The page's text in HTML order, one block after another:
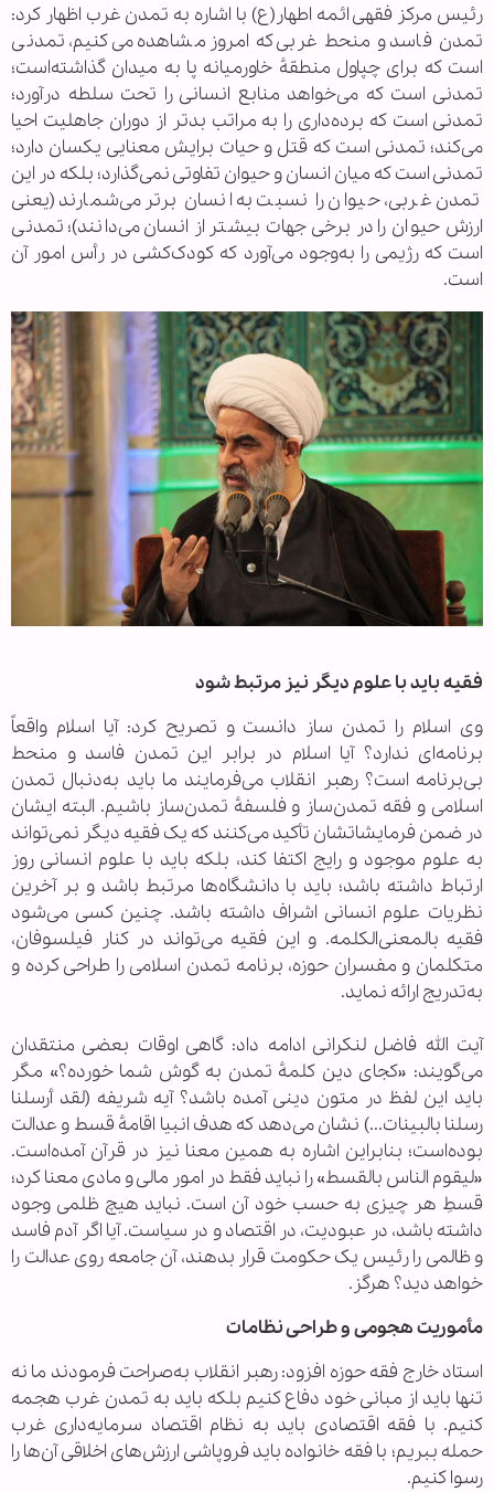
رئیس مرکز فقهی ائمه اطهار(ع) با اشاره به تمدن غرب اظهار کرد:
تمدن فاسد و منحط غربی که امروز مشاهده می‌کنیم، تمدنی
است که برای چپاول منطقهٔ خاورمیانه پا به میدان گذاشته‌است؛
تمدنی است که می‌خواهد منابع انسانی را تحت سلطه درآورد؛
تمدنی است که برده‌داری را به مراتب بدتر از دوران جاهلیت احیا
می‌کند؛ تمدنی است که قتل و حیات برایش معنایی یکسان دارد؛
تمدنی است که میان انسان و حیوان تفاوتی نمی‌گذارد؛ بلکه در این
تمدن غربی، حیوان را نسبت به انسان برتر می‌شمارند (یعنی
ارزش حیوان را در برخی جهات بیشتر از انسان می‌دانند)؛ تمدنی
است که رژیمی را به‌وجود می‌آورد که کودک‌کشی در رأس امور آن
است.
فقیه باید با علوم دیگر نیز مرتبط شود
وی اسلام را تمدن ساز دانست و تصریح کرد: آیا اسلام واقعاً
برنامه‌ای ندارد؟ آیا اسلام در برابر این تمدن فاسد و منحط
بی‌برنامه است؟ رهبر انقلاب می‌فرمایند ما باید به‌دنبال تمدن
اسلامی و فقه تمدن‌ساز و فلسفهٔ تمدن‌ساز باشیم. البته ایشان
در ضمن فرمایشاتشان تأکید می‌کنند که یک فقیه دیگر نمی‌تواند
به علوم موجود و رایج اکتفا کند، بلکه باید با علوم انسانی روز
ارتباط داشته باشد؛ باید با دانشگاه‌ها مرتبط باشد و بر آخرین
نظریات علوم انسانی اشراف داشته باشد. چنین کسی می‌شود
فقیه بالمعنی‌الکلمه. و این فقیه می‌تواند در کنار فیلسوفان،
متکلمان و مفسران حوزه، برنامه تمدن اسلامی را طراحی کرده و
به‌تدریج ارائه نماید.
آیت الله فاضل لنکرانی ادامه داد: گاهی اوقات بعضی منتقدان
می‌گویند: «کجای دین کلمهٔ تمدن به گوش شما خورده؟» مگر
باید این لفظ در متون دینی آمده باشد؟ آیه شریفه (لقد أرسلنا
رسلنا بالبینات...) نشان می‌دهد که هدف انبیا اقامهٔ قسط و عدالت
بوده‌است؛ بنابراین اشاره به همین معنا نیز در قرآن آمده‌است.
«لیقوم الناس بالقسط» را نباید فقط در امور مالی و مادی معنا کرد؛
قسطِ هر چیزی به حسب خود آن است. نباید هیچ ظلمی وجود
داشته باشد، در عبودیت، در اقتصاد و در سیاست. آیا اگر آدم فاسد
و ظالمی را رئیس یک حکومت قرار بدهند، آن جامعه روی عدالت را
خواهد دید؟ هرگز.
مأموریت هجومی و طراحی نظامات
استاد خارج فقه حوزه افزود: رهبر انقلاب به‌صراحت فرمودند ما نه
تنها باید از مبانی خود دفاع کنیم بلکه باید به تمدن غرب هجمه
کنیم. با فقه اقتصادی باید به نظام اقتصاد سرمایه‌داری غرب
حمله ببریم؛ با فقه خانواده باید فروپاشی ارزش‌های اخلاقی آن‌ها را
رسوا کنیم.